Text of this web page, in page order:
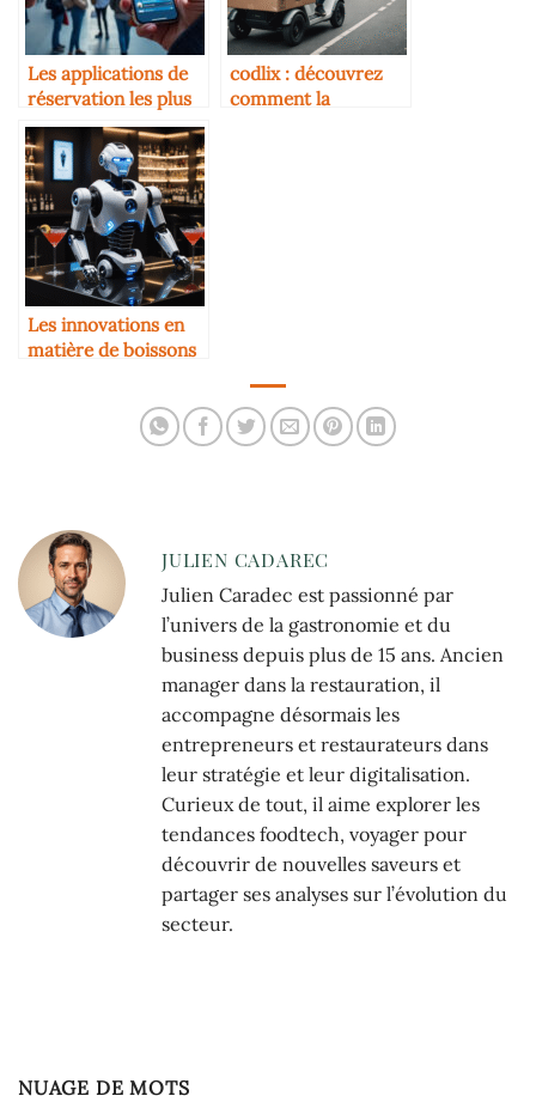
Les applications de
réservation les plus
utilisées en 2025
codlix : découvrez
comment la
Les innovations en
matière de boissons
JULIEN CADAREC
Julien Caradec est passionné par
l’univers de la gastronomie et du
business depuis plus de 15 ans. Ancien
manager dans la restauration, il
accompagne désormais les
entrepreneurs et restaurateurs dans
leur stratégie et leur digitalisation.
Curieux de tout, il aime explorer les
tendances foodtech, voyager pour
découvrir de nouvelles saveurs et
partager ses analyses sur l’évolution du
secteur.
NUAGE DE MOTS